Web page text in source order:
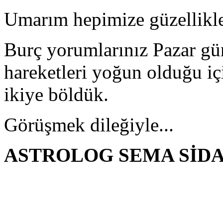
Umarım hepimize
Burç yorumlarınız Pazar
hareketleri yoğun olduğu
ikiye böldük.
Görüşmek dileğiyle...
ASTROLOG SEMA